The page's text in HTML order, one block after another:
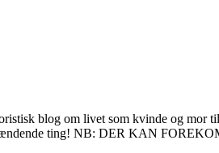
blog om livet som kvinde og
ting! NB: DER KAN